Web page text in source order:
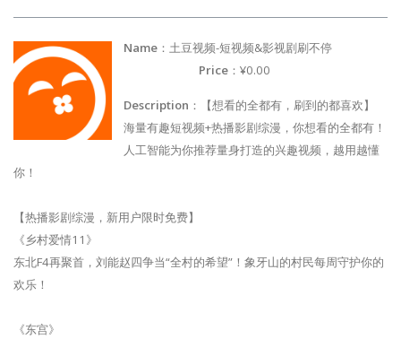
Name ：土豆视频-短视频&影视剧刷不停
Price ：¥0.00
Description ：【想看的全都有，刷到的都喜欢】
海量有趣短视频+热播影剧综漫，你想看的全都有！
人工智能为你推荐量身打造的兴趣视频，越用越懂
你！
【热播影剧综漫，新用户限时免费】
《乡村爱情11》
东北F4再聚首，刘能赵四争当“全村的希望”！象牙山的村民每周守护你的
欢乐！
《东宫》